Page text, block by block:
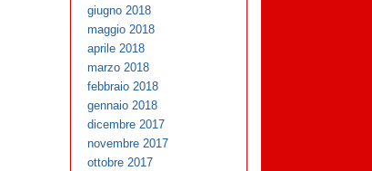
giugno 2018
maggio 2018
aprile 2018
marzo 2018
febbraio 2018
gennaio 2018
dicembre 2017
novembre 2017
ottobre 2017